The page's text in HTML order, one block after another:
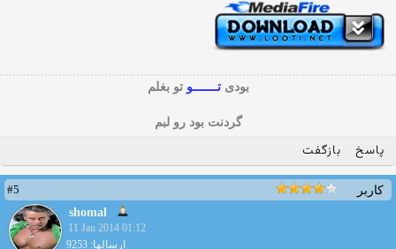
بودیتـــــــوتو بغلم
گردنت بود رو لبم
پاسخ بازگفت
کاربر
#5
shomal
11 Jan 2014 01:12
ارسالها: 9253